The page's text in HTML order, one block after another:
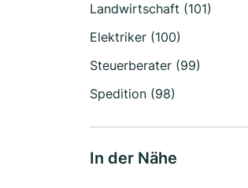
Landwirtschaft (101)
Elektriker (100)
Steuerberater (99)
Spedition (98)
In der Nähe